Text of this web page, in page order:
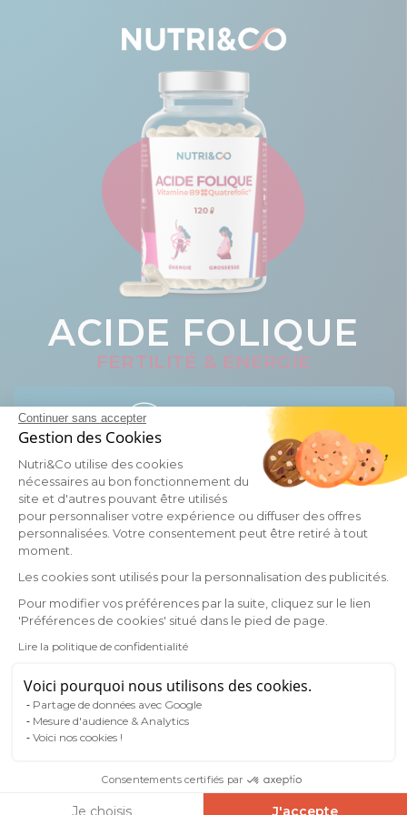
Continuer sans accepter
Gestion des Cookies
Nutri&Co utilise des cookies
nécessaires au bon fonctionnement du
site et d'autres pouvant être utilisés
pour personnaliser votre expérience ou diffuser des offres
personnalisées. Votre consentement peut être retiré à tout
moment.
Les cookies sont utilisés pour la personnalisation des publicités.
Pour modifier vos préférences par la suite, cliquez sur le lien
'Préférences de cookies' situé dans le pied de page.
Lire la politique de confidentialité
Voici pourquoi nous utilisons des cookies.
Partage de données avec Google
Mesure d'audience & Analytics
Voici nos cookies !
Consentements certifiés par
Je choisis J'accepte
ACIDE FOLIQUE
FERTILITÉ & ENERGIE
Combien
prendre de
Tout savoir sur
Acide folique
Avec quoi